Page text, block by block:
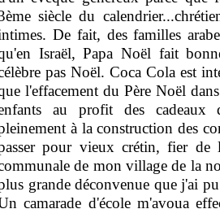
siècle du
De fait, des familles
Israël, Papa Noël fait
pas Noël. Coca Cola est
l'effacement du Père Noël
au profit des cadeaux
à la construction des
pour vieux crétin, fier de
de mon village de la
grande déconvenue que j'ai
camarade d'école m'avoua